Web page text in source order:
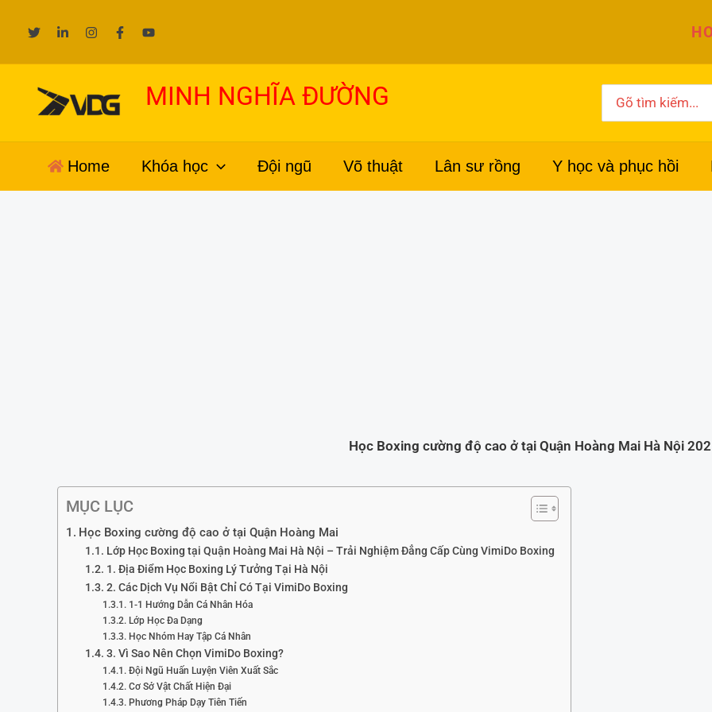
dung
MINH NGHĨA ĐƯỜNG
for:
Home Khóa học Đội ngũ Võ thuật Lân sư rồng Y học và phục hồi
Học Boxing cường độ cao ở tại Quận Hoàng Mai Hà Nội
MỤC LỤC
Học Boxing cường độ cao ở tại Quận Hoàng Mai
Lớp Học Boxing tại Quận Hoàng Mai Hà Nội – Trải Nghiệm Đẳng Cấp Cùng VimiDo Boxing
1. Địa Điểm Học Boxing Lý Tưởng Tại Hà Nội
2. Các Dịch Vụ Nổi Bật Chỉ Có Tại VimiDo Boxing
1-1 Hướng Dẫn Cá Nhân Hóa
Lớp Học Đa Dạng
Học Nhóm Hay Tập Cá Nhân
3. Vì Sao Nên Chọn VimiDo Boxing?
Đội Ngũ Huấn Luyện Viên Xuất Sắc
Cơ Sở Vật Chất Hiện Đại
Phương Pháp Dạy Tiên Tiến